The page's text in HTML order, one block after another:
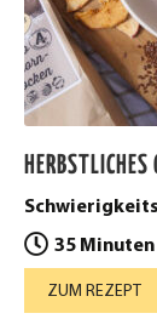
35 Minuten
ZUM REZEPT